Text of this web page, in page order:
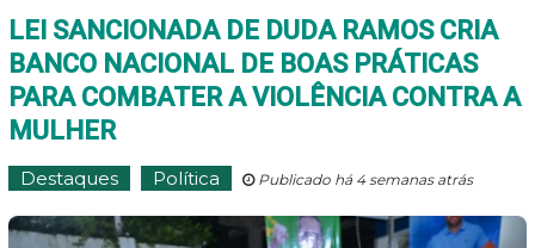
LEI SANCIONADA DE DUDA RAMOS CRIA
BANCO NACIONAL DE BOAS PRÁTICAS
PARA COMBATER A VIOLÊNCIA CONTRA A
MULHER
Destaques Política Publicado há 4 semanas atrás